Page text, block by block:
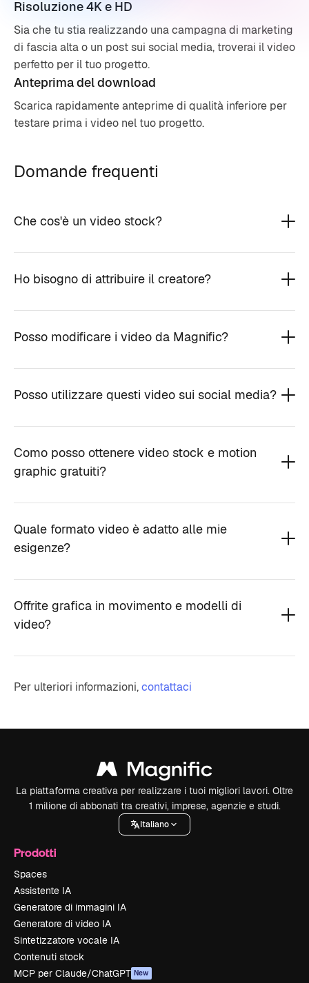
Risoluzione 4K e HD
Sia che tu stia realizzando una campagna di marketing
di fascia alta o un post sui social media, troverai il video
perfetto per il tuo progetto.
Anteprima del download
Scarica rapidamente anteprime di qualità inferiore per
testare prima i video nel tuo progetto.
Domande frequenti
Che cos'è un video stock?
Ho bisogno di attribuire il creatore?
Posso modificare i video da Magnific?
Posso utilizzare questi video sui social media?
Como posso ottenere video stock e motion
graphic gratuiti?
Quale formato video è adatto alle mie
esigenze?
Offrite grafica in movimento e modelli di
video?
Per ulteriori informazioni,contattaci
La piattaforma creativa per realizzare i tuoi migliori lavori. Oltre
1 milione di abbonati tra creativi, imprese, agenzie e studi.
Italiano
Prodotti
Spaces
Assistente IA
Generatore di immagini IA
Generatore di video IA
Sintetizzatore vocale IA
Contenuti stock
MCP per Claude/ChatGPT New